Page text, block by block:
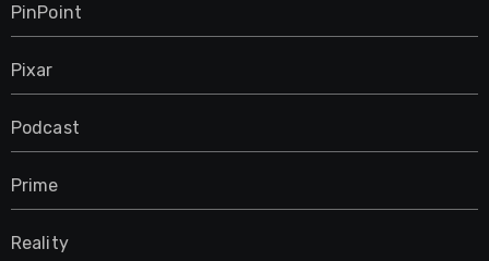
PinPoint
Pixar
Podcast
Prime
Reality